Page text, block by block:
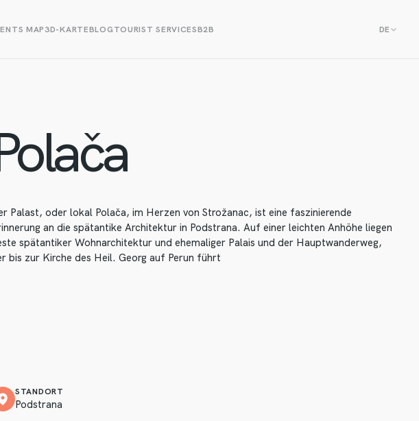
MAP3D-KARTEBLOGTOURIST SERVICESB2B DE
Palast, oder lokal Polača, im Herzen von Strožanac, ist eine faszinierende
an die spätantike Architektur in Podstrana. Auf einer leichten Anhöhe liegen
spätantiker Wohnarchitektur und ehemaliger Palais und der Hauptwanderweg,
bis zur Kirche des Heil. Georg auf Perun führt
STANDORT
Podstrana